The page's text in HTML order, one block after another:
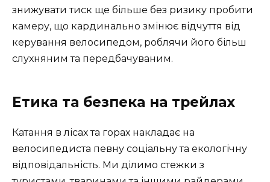
знижувати тиск ще більше без ризику пробити
камеру, що кардинально змінює відчуття від
керування велосипедом, роблячи його більш
слухняним та передбачуваним.
Етика та безпека на трейлах
Катання в лісах та горах накладає на
велосипедиста певну соціальну та екологічну
відповідальність. Ми ділимо стежки з